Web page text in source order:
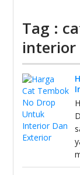
Tag :
interior